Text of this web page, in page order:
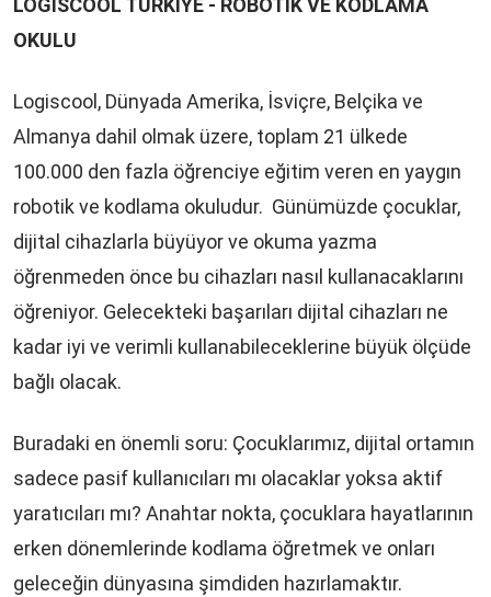
LOGISCOOL TÜRKİYE - ROBOTİK VE KODLAMA
OKULU
Logiscool, Dünyada Amerika, İsviçre, Belçika ve
Almanya dahil olmak üzere, toplam 21 ülkede
100.000 den fazla öğrenciye eğitim veren en yaygın
robotik ve kodlama okuludur. Günümüzde çocuklar,
dijital cihazlarla büyüyor ve okuma yazma
öğrenmeden önce bu cihazları nasıl kullanacaklarını
öğreniyor. Gelecekteki başarıları dijital cihazları ne
kadar iyi ve verimli kullanabileceklerine büyük ölçüde
bağlı olacak.
Buradaki en önemli soru: Çocuklarımız, dijital ortamın
sadece pasif kullanıcıları mı olacaklar yoksa aktif
yaratıcıları mı? Anahtar nokta, çocuklara hayatlarının
erken dönemlerinde kodlama öğretmek ve onları
geleceğin dünyasına şimdiden hazırlamaktır.